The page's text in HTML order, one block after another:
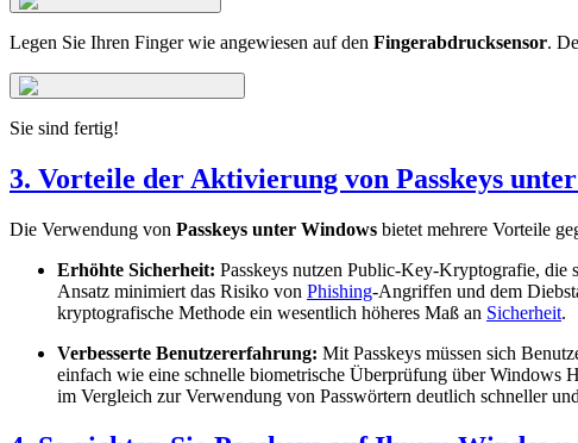
Legen Sie Ihren Finger wie angewiesen auf den Fingerabdrucksensor.
Sie sind fertig!
3. Vorteile der Aktivierung von Passkeys
Die Verwendung von Passkeys unter Windows bietet mehrere Vorteile
Erhöhte Sicherheit: Passkeys nutzen Public-Key-Kryptografie, die
Ansatz minimiert das Risiko von Phishing-Angriffen und dem
kryptografische Methode ein wesentlich höheres Maß an Sicherheit.
Verbesserte Benutzererfahrung: Mit Passkeys müssen sich
einfach wie eine schnelle biometrische Überprüfung über Windows
im Vergleich zur Verwendung von Passwörtern deutlich schneller